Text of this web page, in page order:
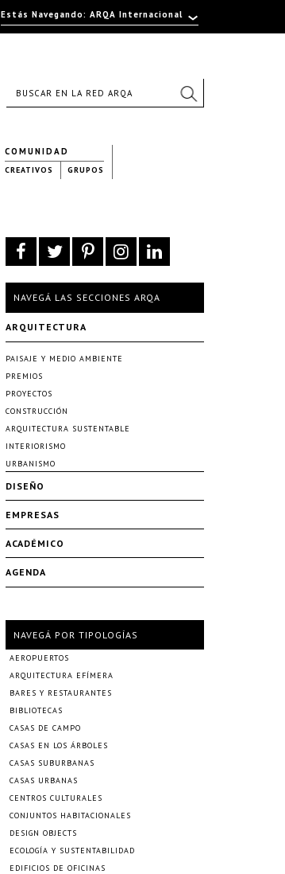
COMUNIDAD
CREATIVOS GRUPOS
NAVEGÁ LAS SECCIONES ARQA
ARQUITECTURA
PAISAJE Y MEDIO AMBIENTE
PREMIOS
PROYECTOS
CONSTRUCCIÓN
ARQUITECTURA SUSTENTABLE
INTERIORISMO
URBANISMO
DISEÑO
EMPRESAS
ACADÉMICO
AGENDA
NAVEGÁ POR TIPOLOGÍAS
AEROPUERTOS
ARQUITECTURA EFÍMERA
BARES Y RESTAURANTES
BIBLIOTECAS
CASAS DE CAMPO
CASAS EN LOS ÁRBOLES
CASAS SUBURBANAS
CASAS URBANAS
CENTROS CULTURALES
CONJUNTOS HABITACIONALES
DESIGN OBJECTS
ECOLOGÍA Y SUSTENTABILIDAD
EDIFICIOS DE OFICINAS
Estás Navegando: ARQA Internacional